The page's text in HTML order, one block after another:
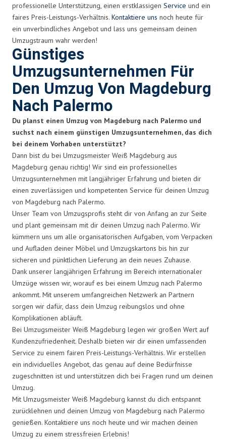
professionelle Unterstützung, einen erstklassigen Service und ein
faires Preis-Leistungs-Verhältnis. Kontaktiere uns noch heute für
ein unverbindliches Angebot und lass uns gemeinsam deinen
Umzugstraum wahr werden!
Günstiges
Umzugsunternehmen Für
Den Umzug Von Magdeburg
Nach Palermo
Du planst einen Umzug von Magdeburg nach Palermo und
suchst nach einem günstigen Umzugsunternehmen, das dich
bei deinem Vorhaben unterstützt?
Dann bist du bei Umzugsmeister Weiß Magdeburg aus
Magdeburg genau richtig! Wir sind ein professionelles
Umzugsunternehmen mit langjähriger Erfahrung und bieten dir
einen zuverlässigen und kompetenten Service für deinen Umzug
von Magdeburg nach Palermo.
Unser Team von Umzugsprofis steht dir von Anfang an zur Seite
und plant gemeinsam mit dir deinen Umzug nach Palermo. Wir
kümmern uns um alle organisatorischen Aufgaben, vom Verpacken
und Aufladen deiner Möbel und Umzugskartons bis hin zur
sicheren und pünktlichen Lieferung an dein neues Zuhause.
Dank unserer langjährigen Erfahrung im Bereich internationaler
Umzüge wissen wir, worauf es bei einem Umzug nach Palermo
ankommt. Mit unserem umfangreichen Netzwerk an Partnern
sorgen wir dafür, dass dein Umzug reibungslos und ohne
Komplikationen abläuft.
Bei Umzugsmeister Weiß Magdeburg legen wir großen Wert auf
Kundenzufriedenheit. Deshalb bieten wir dir einen umfassenden
Service zu einem fairen Preis-Leistungs-Verhältnis. Wir erstellen
ein individuelles Angebot, das genau auf deine Bedürfnisse
zugeschnitten ist und unterstützen dich bei Fragen rund um deinen
Umzug.
Mit Umzugsmeister Weiß Magdeburg kannst du dich entspannt
zurücklehnen und deinen Umzug von Magdeburg nach Palermo
genießen. Kontaktiere uns noch heute und wir machen deinen
Umzug zu einem stressfreien Erlebnis!